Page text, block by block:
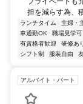
担を減らす為
ランチタイム 主婦・
車通勤OK
職場見学可
有資格者歓迎
研修あ
シフト制
服装自由
アルバイト・パート